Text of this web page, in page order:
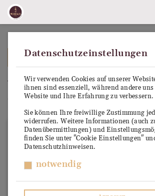
ZURÜCK ZUR STARTSEITE
Weingut Mattes
Unsere vertrauenswürdigen
Datenschutzeinstellungen
Wir verwenden Cookies auf unserer
ihnen sind essenziell, während andere
Website und Ihre Erfahrung zu verbessern.
Sie können Ihre freiwillige Zustimmung
widerrufen. Weitere Informationen (auch
Datenübermittlungen) und
finden Sie unter "Cookie Einstellungen"
Datenschutzhinweisen.
notwendig